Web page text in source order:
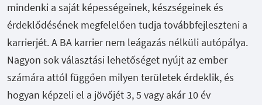
mindenki a saját képességeinek, készségeinek és
érdeklődésének megfelelően tudja továbbfejleszteni a
karrierjét. A BA karrier nem leágazás nélküli autópálya.
Nagyon sok választási lehetőséget nyújt az ember
számára attól függően milyen területek érdeklik, és
hogyan képzeli el a jövőjét 3, 5 vagy akár 10 év